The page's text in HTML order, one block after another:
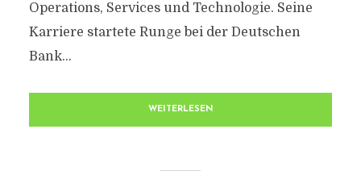
Operations, Services und Technologie. Seine
Karriere startete Runge bei der Deutschen
Bank...
WEITERLESEN